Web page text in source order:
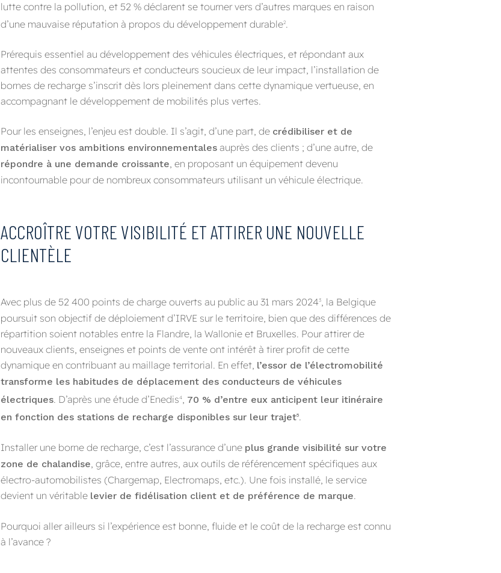
lutte contre la pollution, et 52 % déclarent se tourner vers d’autres marques en raison
d’une mauvaise réputation à propos du développement durable2.
Prérequis essentiel au développement des véhicules électriques, et répondant aux
attentes des consommateurs et conducteurs soucieux de leur impact, l’installation de
bornes de recharge s’inscrit dès lors pleinement dans cette dynamique vertueuse, en
accompagnant le développement de mobilités plus vertes.
Pour les enseignes, l’enjeu est double. Il s’agit, d’une part, de crédibiliser et de
matérialiser vos ambitions environnementales auprès des clients ; d’une autre, de
répondre à une demande croissante, en proposant un équipement devenu
incontournable pour de nombreux consommateurs utilisant un véhicule électrique.
ACCROÎTRE VOTRE VISIBILITÉ ET ATTIRER UNE NOUVELLE
CLIENTÈLE
Avec plus de 52 400 points de charge ouverts au public au 31 mars 20243, la Belgique
poursuit son objectif de déploiement d’IRVE sur le territoire, bien que des différences de
répartition soient notables entre la Flandre, la Wallonie et Bruxelles. Pour attirer de
nouveaux clients, enseignes et points de vente ont intérêt à tirer profit de cette
dynamique en contribuant au maillage territorial. En effet, l’essor de l’électromobilité
transforme les habitudes de déplacement des conducteurs de véhicules
électriques. D’après une étude d’Enedis4, 70 % d’entre eux anticipent leur itinéraire
en fonction des stations de recharge disponibles sur leur trajet5.
Installer une borne de recharge, c’est l’assurance d’une plus grande visibilité sur votre
zone de chalandise, grâce, entre autres, aux outils de référencement spécifiques aux
électro-automobilistes (Chargemap, Electromaps, etc.). Une fois installé, le service
devient un véritable levier de fidélisation client et de préférence de marque.
Pourquoi aller ailleurs si l’expérience est bonne, fluide et le coût de la recharge est connu
à l’avance ?